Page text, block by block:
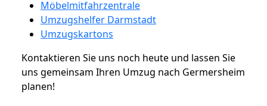
Möbelmitfahrzentrale
Umzugshelfer Darmstadt
Umzugskartons
Kontaktieren Sie uns noch heute und lassen Sie
uns gemeinsam Ihren Umzug nach Germersheim
planen!